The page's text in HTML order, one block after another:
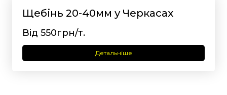
Щебінь 20-40мм у Черкасах
Від 550грн/т.
Детальніше